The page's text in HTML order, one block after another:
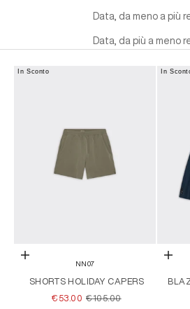
Data, da meno a più
Data, da più a meno
In Sconto
Scegli le opzioni
NN07
SHORTS HOLIDAY CAPERS
PREZZO SCONTATO
€53.00 PREZZO
€105.00
In